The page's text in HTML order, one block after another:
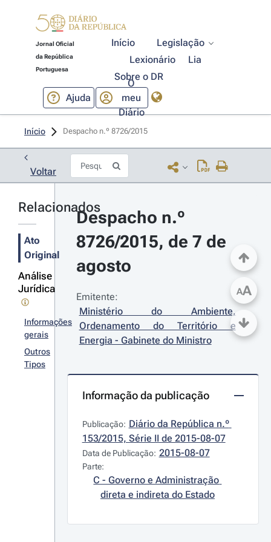
Jornal Oficial
da República
Portuguesa
Início
Legislação
Lexionário
Lia
Sobre o DR
Ajuda
O
meu
Diário
Início Despacho n.º 8726/2015
Voltar
Relacionados
Ato
Original
Análise
Jurídica
Informações
gerais
Outros
Tipos
Despacho n.º
8726/2015, de 7 de
agosto
Emitente:
Ministério do Ambiente,
Ordenamento do Território e
Energia - Gabinete do Ministro
Informação da publicação
Publicação: Diário da República n.º
153/2015, Série II de 2015-08-07
Data de Publicação: 2015-08-07
Parte:
C - Governo e Administração
direta e indireta do Estado
AA